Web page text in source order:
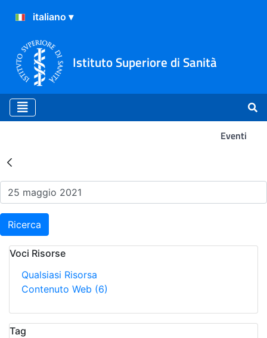
Istituto Superiore di Sanità
Eventi
Risultati della Ricerca -
Ricerca
Voci Risorse
Qualsiasi Risorsa
Contenuto Web (6)
Tag